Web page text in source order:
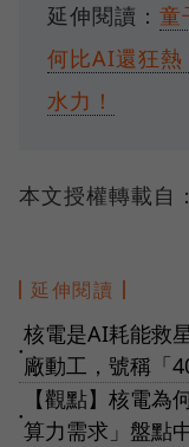
延伸閱讀： 童
何比AI還狂熱
水力！
本文授權轉載自：
延伸閱讀
●
核電是AI耗能救
廠動工，號稱「
●
【觀點】核電
算力需求」盤點